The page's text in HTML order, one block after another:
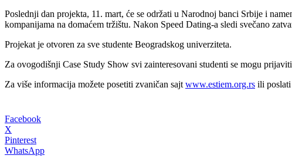
Poslednji dan projekta, 11. mart, će se održati u Narodnoj banci Srbije i
kompanijama na domaćem tržištu. Nakon Speed Dating-a sledi svečano
Projekat je otvoren za sve studente Beogradskog univerziteta.
Za ovogodišnji Case Study Show svi zainteresovani studenti se mogu
Za više informacija možete posetiti zvaničan sajt www.estiem.org.rs ili
Facebook
X
Pinterest
WhatsApp